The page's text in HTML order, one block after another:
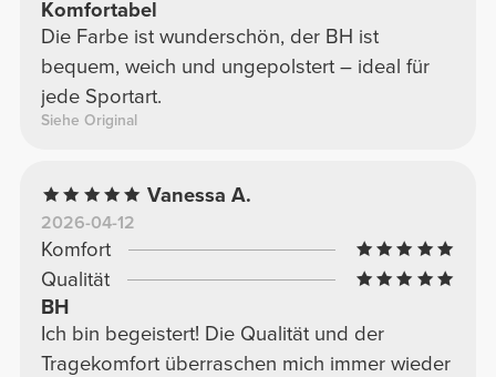
Komfortabel
Die Farbe ist wunderschön, der BH ist
bequem, weich und ungepolstert – ideal für
jede Sportart.
Siehe Original
Vanessa A.
2026-04-12
Komfort
Qualität
BH
Ich bin begeistert! Die Qualität und der
Tragekomfort überraschen mich immer wieder